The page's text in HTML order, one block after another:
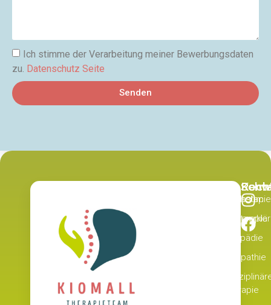
Ich stimme der Verarbeitung meiner Bewerbungsdaten
zu. Datenschutz Seite
Senden
Impressum
Physiotherapie
Ergotherapie
Logopädie
Osteopathie
Therapie